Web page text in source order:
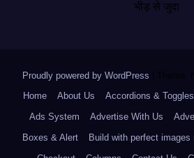
भीड़ से जुदा
Proudly powered by WordPress Theme:
Home
About Us Accordions & Toggles
Ads System
Advertise With Us
Boxes & Alert
Build with perfect images